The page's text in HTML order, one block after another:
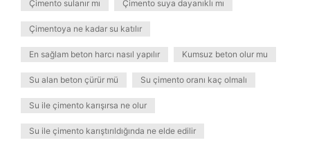
Çimento sulanır mı Çimento suya dayanıklı mı
Çimentoya ne kadar su katılır
En sağlam beton harcı nasıl yapılır Kumsuz beton olur mu
Su alan beton çürür mü Su çimento oranı kaç olmalı
Su ile çimento karışırsa ne olur
Su ile çimento karıştırıldığında ne elde edilir